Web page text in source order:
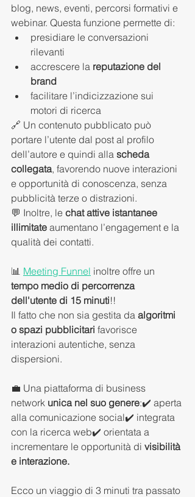
blog, news, eventi, percorsi formativi e
webinar. Questa funzione permette di:
presidiare le conversazioni
rilevanti
accrescere la reputazione del
brand
facilitare l’indicizzazione sui
motori di ricerca
🔗 Un contenuto pubblicato può
portare l’utente dal post al profilo
dell’autore e quindi alla scheda
collegata, favorendo nuove interazioni
e opportunità di conoscenza, senza
pubblicità terze o distrazioni.
💬 Inoltre, le chat attive istantanee
illimitate aumentano l’engagement e la
qualità dei contatti.
📊 Meeting Funnel inoltre offre un
tempo medio di percorrenza
dell'utente di 15 minuti!!
Il fatto che non sia gestita da algoritmi
o spazi pubblicitari favorisce
interazioni autentiche, senza
dispersioni.
💼 Una piattaforma di business
network unica nel suo genere:✔️ aperta
alla comunicazione social✔️ integrata
con la ricerca web✔️ orientata a
incrementare le opportunità di visibilità
e interazione.
Ecco un viaggio di 3 minuti tra passato